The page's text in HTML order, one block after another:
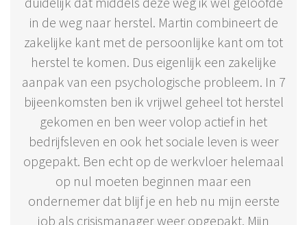
in de weg naar herstel. Martin combineert de
zakelijke kant met de persoonlijke kant om tot
herstel te komen. Dus eigenlijk een zakelijke
aanpak van een psychologische probleem. In 7
bijeenkomsten ben ik vrijwel geheel tot herstel
gekomen en ben weer volop actief in het
bedrijfsleven en ook het sociale leven is weer
opgepakt. Ben echt op de werkvloer helemaal
op nul moeten beginnen maar een
ondernemer dat blijf je en heb nu mijn eerste
job als crisismanager weer opgepakt. Mijn